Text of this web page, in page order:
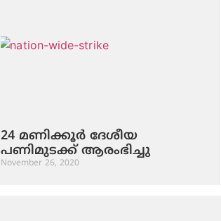
24 മണിക്കൂര്‍ ദേശീയ
പണിമുടക്ക് ആരംഭിച്ചു
November 26, 2020